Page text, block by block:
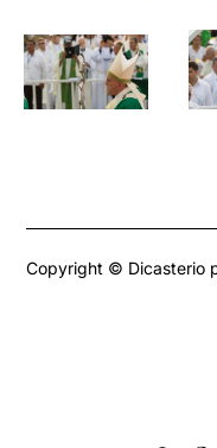
Copyright © Dicasterio